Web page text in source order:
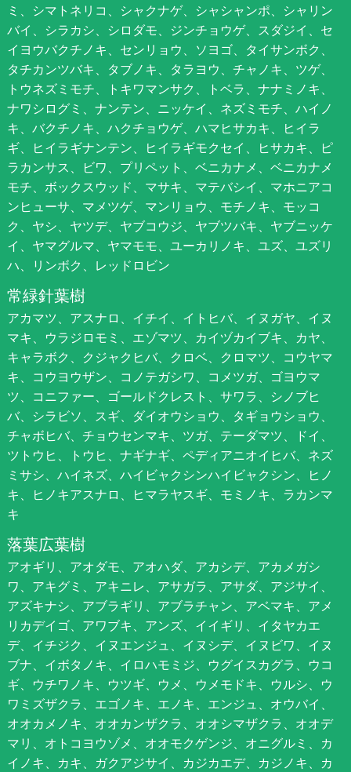
ミ、シマトネリコ、シャクナゲ、シャシャンポ、シャリン
バイ、シラカシ、シロダモ、ジンチョウゲ、スダジイ、セ
イヨウバクチノキ、センリョウ、ソヨゴ、タイサンボク、
タチカンツバキ、タブノキ、タラヨウ、チャノキ、ツゲ、
トウネズミモチ、トキワマンサク、トベラ、ナナミノキ、
ナワシログミ、ナンテン、ニッケイ、ネズミモチ、ハイノ
キ、バクチノキ、ハクチョウゲ、ハマヒサカキ、ヒイラ
ギ、ヒイラギナンテン、ヒイラギモクセイ、ヒサカキ、ピ
ラカンサス、ビワ、プリペット、ベニカナメ、ベニカナメ
モチ、ボックスウッド、マサキ、マテバシイ、マホニアコ
ンヒューサ、マメツゲ、マンリョウ、モチノキ、モッコ
ク、ヤシ、ヤツデ、ヤブコウジ、ヤブツバキ、ヤブニッケ
イ、ヤマグルマ、ヤマモモ、ユーカリノキ、ユズ、ユズリ
ハ、リンボク、レッドロビン
常緑針葉樹
アカマツ、アスナロ、イチイ、イトヒバ、イヌガヤ、イヌ
マキ、ウラジロモミ、エゾマツ、カイヅカイブキ、カヤ、
キャラボク、クジャクヒバ、クロベ、クロマツ、コウヤマ
キ、コウヨウザン、コノテガシワ、コメツガ、ゴヨウマ
ツ、コニファー、ゴールドクレスト、サワラ、シノブヒ
バ、シラビソ、スギ、ダイオウショウ、タギョウショウ、
チャボヒバ、チョウセンマキ、ツガ、テーダマツ、ドイ、
ツトウヒ、トウヒ、ナギナギ、ペディアニオイヒバ、ネズ
ミサシ、ハイネズ、ハイビャクシンハイビャクシン、ヒノ
キ、ヒノキアスナロ、ヒマラヤスギ、モミノキ、ラカンマ
キ
落葉広葉樹
アオギリ、アオダモ、アオハダ、アカシデ、アカメガシ
ワ、アキグミ、アキニレ、アサガラ、アサダ、アジサイ、
アズキナシ、アブラギリ、アブラチャン、アベマキ、アメ
リカデイゴ、アワブキ、アンズ、イイギリ、イタヤカエ
デ、イチジク、イヌエンジュ、イヌシデ、イヌビワ、イヌ
ブナ、イボタノキ、イロハモミジ、ウグイスカグラ、ウコ
ギ、ウチワノキ、ウツギ、ウメ、ウメモドキ、ウルシ、ウ
ワミズザクラ、エゴノキ、エノキ、エンジュ、オウバイ、
オオカメノキ、オオカンザクラ、オオシマザクラ、オオデ
マリ、オトコヨウゾメ、オオモクゲンジ、オニグルミ、カ
イノキ、カキ、ガクアジサイ、カジカエデ、カジノキ、カ